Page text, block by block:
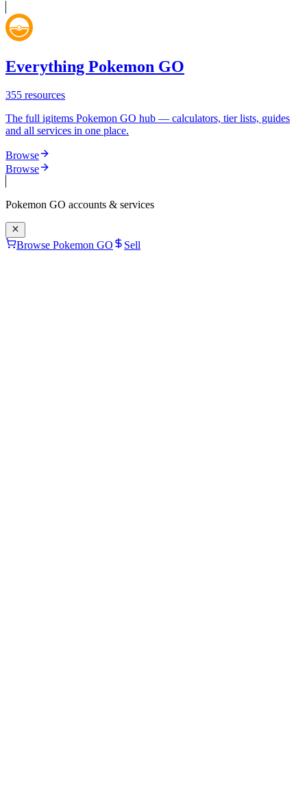
Everything Pokemon GO
355 resources
The full igitems Pokemon GO hub — calculators, tier lists, guides
and all services in one place.
Browse
Browse
Pokemon GO accounts & services
Browse Pokemon GO Sell